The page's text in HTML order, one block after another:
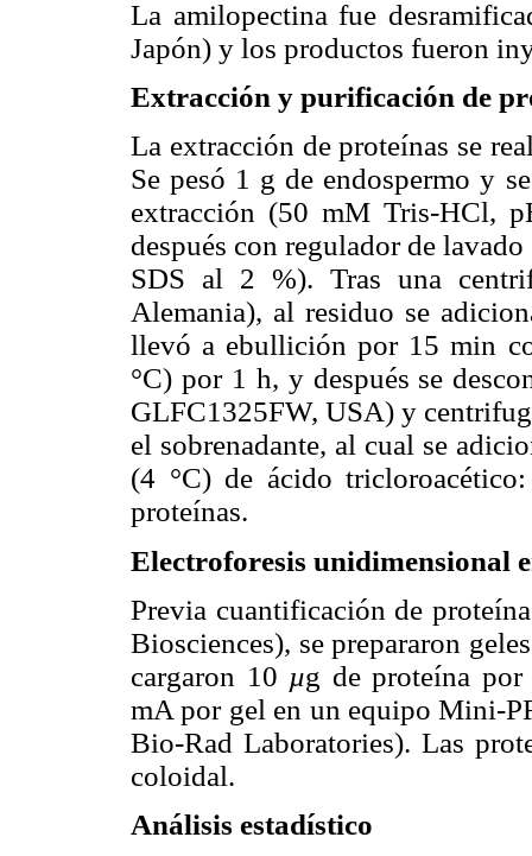
La amilopectina fue
Japón) y los productos fueron
Extracción y purificación de
La extracción de proteínas se
Se pesó 1 g de endospermo y
extracción (50 mM Tris-HCl,
después con regulador de
SDS al 2 %). Tras una
Alemania), al residuo se
llevó a ebullición por 15 min
°C) por 1 h, y después se
GLFC1325FW, USA) y
el sobrenadante, al cual se
(4 °C) de ácido
proteínas.
Electroforesis unidimensional
Previa cuantificación de
Biosciences), se prepararon
cargaron 10 µg de proteína por
mA por gel en un equipo Mini-
Bio-Rad Laboratories). Las
coloidal.
Análisis estadístico